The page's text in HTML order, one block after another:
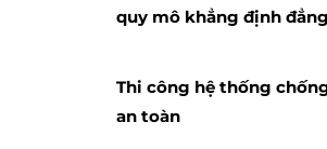
quy mô khẳng định
Thi công hệ thống
an toàn